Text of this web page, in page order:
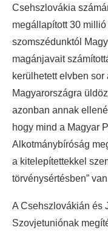
Csehszlovákia
megállapított 30
szomszédunktól
magánjavait
kerülhetett elvben
Magyarországra
azonban annak
hogy mind a Magyar
Alkotmánybíróság
a kitelepítettekkel
törvénysértésben”
A Csehszlovákián és
Szovjetuniónak